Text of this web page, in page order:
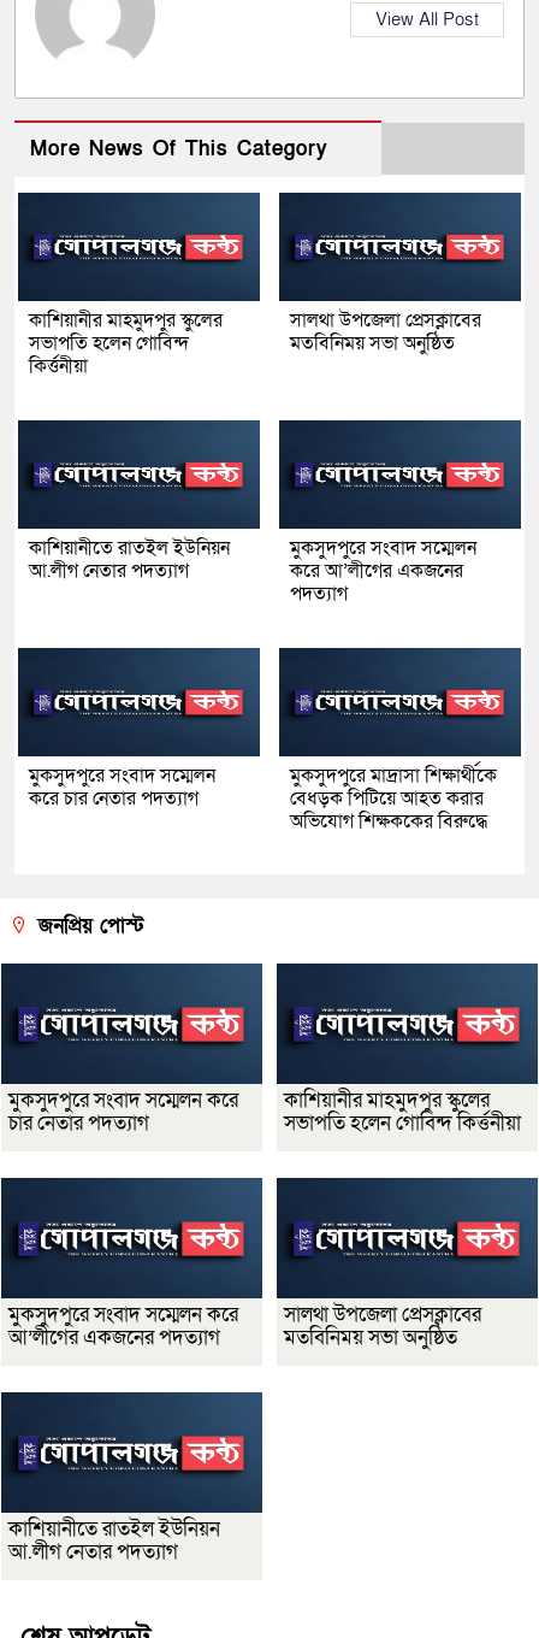
View All Post
More News Of This Category
কাশিয়ানীর মাহমুদপুর স্কুলের
সভাপতি হলেন গোবিন্দ
কির্ত্তনীয়া
সালথা উপজেলা প্রেসক্লাবের
মতবিনিময় সভা অনুষ্ঠিত
কাশিয়ানীতে রাতইল ইউনিয়ন
আ.লীগ নেতার পদত্যাগ
মুকসুদপুরে সংবাদ সম্মেলন
করে আ’লীগের একজনের
পদত্যাগ
মুকসুদপুরে সংবাদ সম্মেলন
করে চার নেতার পদত্যাগ
মুকসুদপুরে মাদ্রাসা শিক্ষার্থীকে
বেধড়ক পিটিয়ে আহত করার
অভিযোগ শিক্ষককের বিরুদ্ধে
জনপ্রিয় পোস্ট
মুকসুদপুরে সংবাদ সম্মেলন করে
চার নেতার পদত্যাগ
কাশিয়ানীর মাহমুদপুর স্কুলের
সভাপতি হলেন গোবিন্দ কির্ত্তনীয়া
মুকসুদপুরে সংবাদ সম্মেলন করে
আ’লীগের একজনের পদত্যাগ
সালথা উপজেলা প্রেসক্লাবের
মতবিনিময় সভা অনুষ্ঠিত
কাশিয়ানীতে রাতইল ইউনিয়ন
আ.লীগ নেতার পদত্যাগ